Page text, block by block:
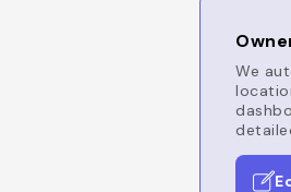
We